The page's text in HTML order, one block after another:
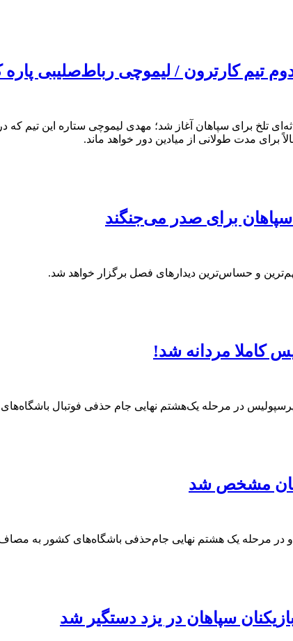
تیم کارترون / لیموچی رباط‌صلیبی پاره
تلخ برای سپاهان آغاز شد؛ مهدی لیموچی ستاره این تیم
برای مدت طولانی از میادین دور خواهد ماند.
سپاهان برای صدر می‌جنگند
کاملا مردانه شد!
پرسپولیس در مرحله یک‌هشتم نهایی جام حذفی فوتبال
مشخص شد
و در مرحله یک هشتم نهایی جام‌حذفی باشگاه‌های کشور به
سپاهان در یزد دستگیر شد